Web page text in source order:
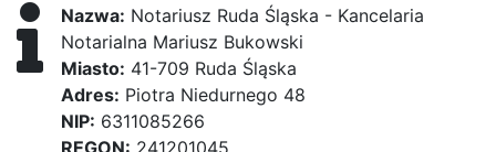
Nazwa: Notariusz Ruda Śląska - Kancelaria
Notarialna Mariusz Bukowski
Miasto: 41-709 Ruda Śląska
Adres: Piotra Niedurnego 48
NIP: 6311085266